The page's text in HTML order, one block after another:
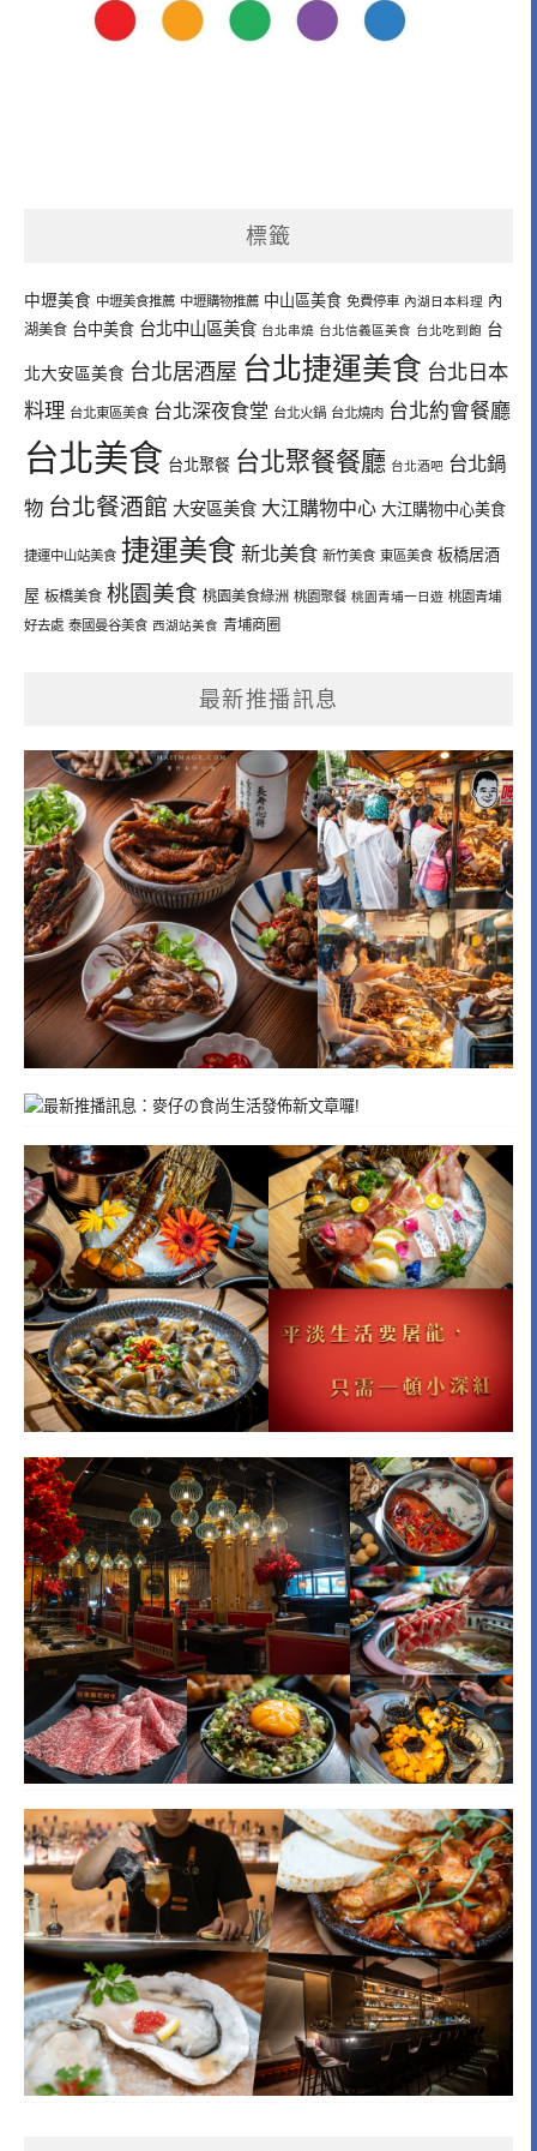
標籤
中壢美食 中壢美食推薦 中壢購物推薦 中山區美食 免費停車 內湖日本料理 內
湖美食 台中美食 台北中山區美食 台北串燒 台北信義區美食 台北吃到飽 台
北大安區美食 台北居酒屋 台北捷運美食 台北日本
料理 台北東區美食 台北深夜食堂 台北火鍋 台北燒肉 台北約會餐廳
台北美食 台北聚餐 台北聚餐餐廳 台北酒吧 台北鍋
物 台北餐酒館 大安區美食 大江購物中心 大江購物中心美食
捷運中山站美食 捷運美食 新北美食 新竹美食 東區美食 板橋居酒
屋 板橋美食 桃園美食 桃園美食綠洲 桃園聚餐 桃園青埔一日遊 桃園青埔
好去處 泰國曼谷美食 西湖站美食 青埔商圈
最新推播訊息